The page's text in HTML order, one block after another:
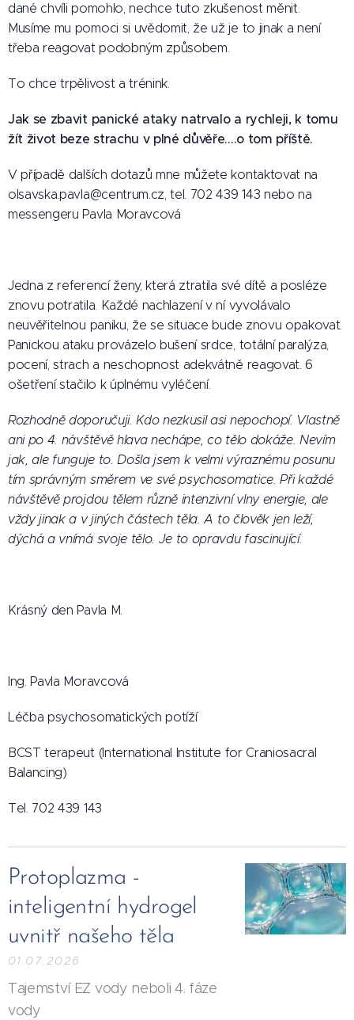
dané chvíli pomohlo, nechce tuto zkušenost měnit.
Musíme mu pomoci si uvědomit, že už je to jinak a není
třeba reagovat podobným způsobem.
To chce trpělivost a trénink.
Jak se zbavit panické ataky natrvalo a rychleji, k tomu
žít život beze strachu v plné důvěře....o tom příště.
V případě dalších dotazů mne můžete kontaktovat na
olsavska.pavla@centrum.cz, tel. 702 439 143 nebo na
messengeru Pavla Moravcová
Jedna z referencí ženy, která ztratila své dítě a posléze
znovu potratila. Každé nachlazení v ní vyvolávalo
neuvěřitelnou paniku, že se situace bude znovu opakovat.
Panickou ataku provázelo bušení srdce, totální paralýza,
pocení, strach a neschopnost adekvátně reagovat. 6
ošetření stačilo k úplnému vyléčení.
Rozhodně doporučuji. Kdo nezkusil asi nepochopí. Vlastně
ani po 4. návštěvě hlava nechápe, co tělo dokáže. Nevím
jak, ale funguje to. Došla jsem k velmi výraznému posunu
tím správným směrem ve své psychosomatice. Při každé
návštěvě projdou tělem různě intenzivní vlny energie, ale
vždy jinak a v jiných částech těla. A to člověk jen leží,
dýchá a vnímá svoje tělo. Je to opravdu fascinující.
Krásný den Pavla M.
Ing. Pavla Moravcová
Léčba psychosomatických potíží
BCST terapeut (International Institute for Craniosacral
Balancing)
Tel. 702 439 143
Protoplazma -
inteligentní hydrogel
uvnitř našeho těla
01.07.2026
Tajemství EZ vody neboli 4. fáze
vody